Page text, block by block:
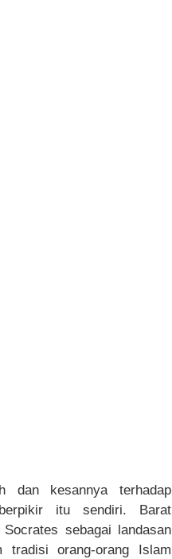
dan kesannya terhadap
itu sendiri. Barat
sebagai landasan
tradisi orang-orang Islam